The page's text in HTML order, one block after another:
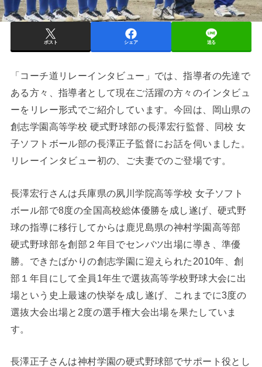
ポスト シェア 送る
「コーチ道リレーインタビュー」では、指導者の先達で
ある方々、指導者として現在ご活躍の方々のインタビュ
ーをリレー形式でご紹介しています。今回は、岡山県の
創志学園高等学校 硬式野球部の長澤宏行監督、同校 女
子ソフトボール部の長澤正子監督にお話を伺いました。
リレーインタビュー初の、ご夫妻でのご登場です。
長澤宏行さんは兵庫県の夙川学院高等学校 女子ソフト
ボール部で8度の全国高校総体優勝を成し遂げ、硬式野
球の指導に移行してからは鹿児島県の神村学園高等部
硬式野球部を創部２年目でセンバツ出場に導き、準優
勝。できたばかりの創志学園に迎えられた2010年、創
部１年目にして全員1年生で選抜高等学校野球大会に出
場という史上最速の快挙を成し遂げ、これまでに3度の
選抜大会出場と2度の選手権大会出場を果たしていま
す。
長澤正子さんは神村学園の硬式野球部でサポート役とし